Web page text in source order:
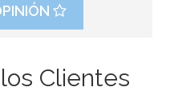
Clientes